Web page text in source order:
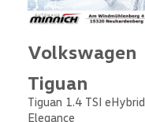
Volkswagen
Tiguan
Tiguan 1.4 TSI eHybrid
Elegance